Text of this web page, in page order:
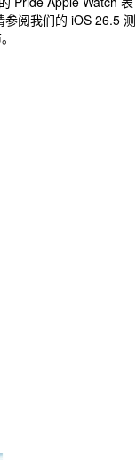
阅我们的 iOS 26.5 测